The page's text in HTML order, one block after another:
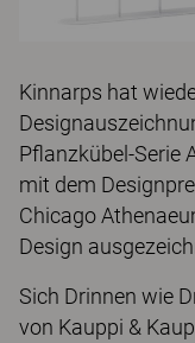
Kinnarps hat
Pflanzkübel-Serie
mit dem
Chicago
Design
Sich Drinnen wie
von Kauppi &